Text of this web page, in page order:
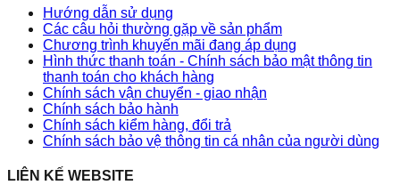
Hướng dẫn sử dụng
Các câu hỏi thường gặp về sản phẩm
Chương trình khuyến mãi đang áp dụng
Hình thức thanh toán - Chính sách bảo mật thông tin
thanh toán cho khách hàng
Chính sách vận chuyển - giao nhận
Chính sách bảo hành
Chính sách kiểm hàng, đổi trả
Chính sách bảo vệ thông tin cá nhân của người dùng
LIÊN KẾ WEBSITE